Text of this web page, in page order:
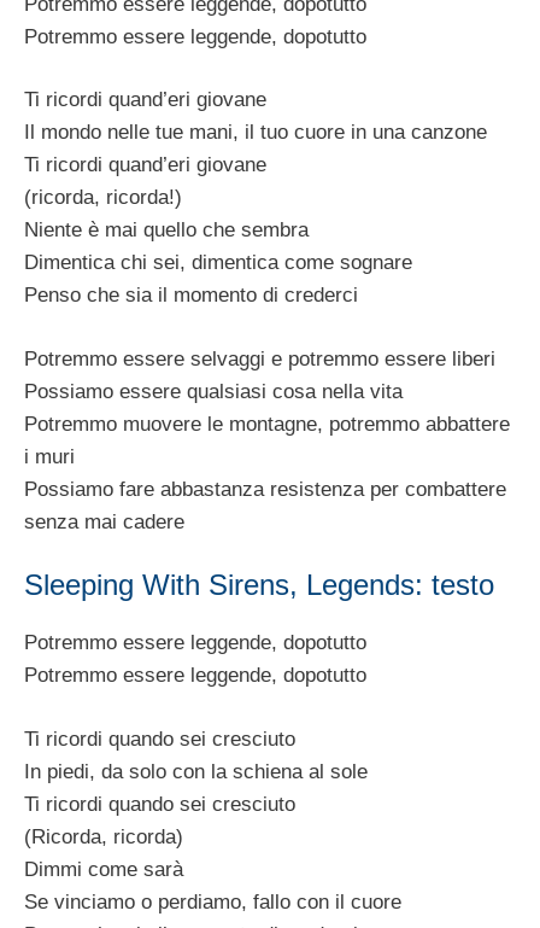
Potremmo essere leggende, dopotutto
Ti ricordi quand’eri giovane
Il mondo nelle tue mani, il tuo cuore in una canzone
Ti ricordi quand’eri giovane
(ricorda, ricorda!)
Niente è mai quello che sembra
Dimentica chi sei, dimentica come sognare
Penso che sia il momento di crederci
Potremmo essere selvaggi e potremmo essere liberi
Possiamo essere qualsiasi cosa nella vita
Potremmo muovere le montagne, potremmo abbattere
i muri
Possiamo fare abbastanza resistenza per combattere
senza mai cadere
Sleeping With Sirens, Legends: testo
Potremmo essere leggende, dopotutto
Potremmo essere leggende, dopotutto
Ti ricordi quando sei cresciuto
In piedi, da solo con la schiena al sole
Ti ricordi quando sei cresciuto
(Ricorda, ricorda)
Dimmi come sarà
Se vinciamo o perdiamo, fallo con il cuore